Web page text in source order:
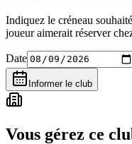
Indiquez le créneau
joueur aimerait réserver
Date
Informer le club
Vous gérez ce